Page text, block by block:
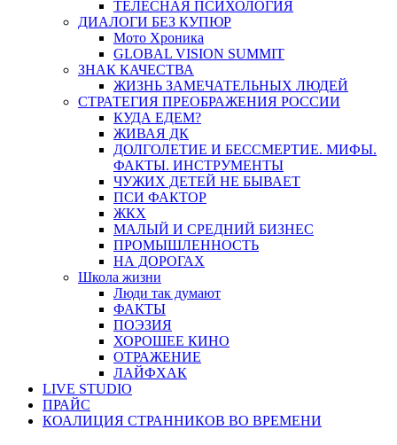
ТЕЛЕСНАЯ ПСИХОЛОГИЯ
ДИАЛОГИ БЕЗ КУПЮР
Мото Хроника
GLOBAL VISION SUMMIT
ЗНАК КАЧЕСТВА
ЖИЗНЬ ЗАМЕЧАТЕЛЬНЫХ ЛЮДЕЙ
СТРАТЕГИЯ ПРЕОБРАЖЕНИЯ РОССИИ
КУДА ЕДЕМ?
ЖИВАЯ ДК
ДОЛГОЛЕТИЕ И БЕССМЕРТИЕ. МИФЫ.
ФАКТЫ. ИНСТРУМЕНТЫ
ЧУЖИХ ДЕТЕЙ НЕ БЫВАЕТ
ПСИ ФАКТОР
ЖКХ
МАЛЫЙ И СРЕДНИЙ БИЗНЕС
ПРОМЫШЛЕННОСТЬ
НА ДОРОГАХ
Школа жизни
Люди так думают
ФАКТЫ
ПОЭЗИЯ
ХОРОШЕЕ КИНО
ОТРАЖЕНИЕ
ЛАЙФХАК
LIVE STUDIO
ПРАЙС
КОАЛИЦИЯ СТРАННИКОВ ВО ВРЕМЕНИ